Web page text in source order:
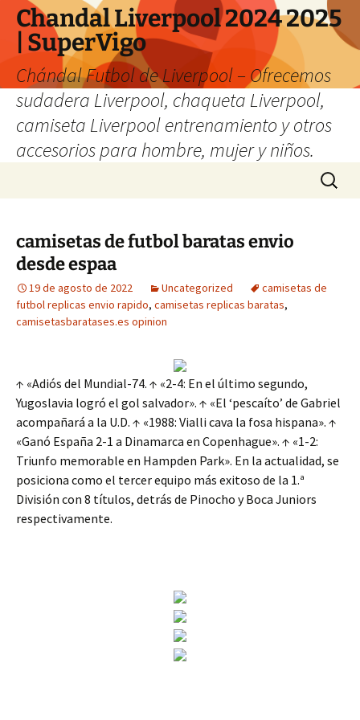
Chandal Liverpool 2024 2025
| SuperVigo
Chándal Futbol de Liverpool – Ofrecemos
sudadera Liverpool, chaqueta Liverpool,
camiseta Liverpool entrenamiento y otros
accesorios para hombre, mujer y niños.
Buscar:
camisetas de futbol baratas envio
desde espaa
19 de agosto de 2022 Uncategorized
camisetas de
futbol replicas envio rapido, camisetas replicas baratas,
camisetasbaratases.es opinion
↑ «Adiós del Mundial-74. ↑ «2-4: En el último segundo,
Yugoslavia logró el gol salvador». ↑ «El ‘pescaíto’ de Gabriel
acompañará a la U.D. ↑ «1988: Vialli cava la fosa hispana». ↑
«Ganó España 2-1 a Dinamarca en Copenhague». ↑ «1-2:
Triunfo memorable en Hampden Park». En la actualidad, se
posiciona como el tercer equipo más exitoso de la 1.ª
División con 8 títulos, detrás de Pinocho y Boca Juniors
respectivamente.